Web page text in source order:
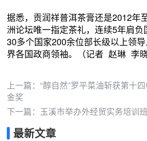
据悉，贡润祥普洱茶膏还是2012年
洲论坛唯一指定茶礼，连续5年肩负
30多个国家200余位部长级以上领
界各国政商领袖。（记者 赵琳 李晓
上一篇： “醇自然”罗平菜油斩获第十
金奖
下一篇： 玉溪市举办外经贸实务培训班
最新文章